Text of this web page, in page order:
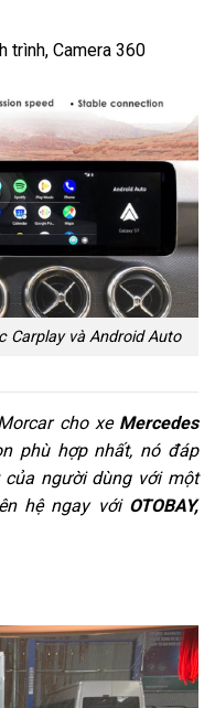
trình, Camera 360
Carplay và Android Auto
cho xe Mercedes
phù hợp nhất, nó đáp
người dùng với một
hệ ngay với OTOBAY,